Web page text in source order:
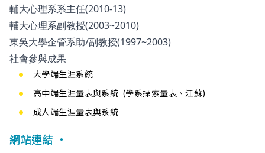
輔大心理系系主任(2010-13)
輔大心理系副教授(2003~2010)
東吳大學企管系助/副教授(1997~2003)
社會參與成果
大學端生涯系統
高中端生涯量表與系統 (學系探索量表 、江蘇)
成人端生涯量表與系統
網站連結